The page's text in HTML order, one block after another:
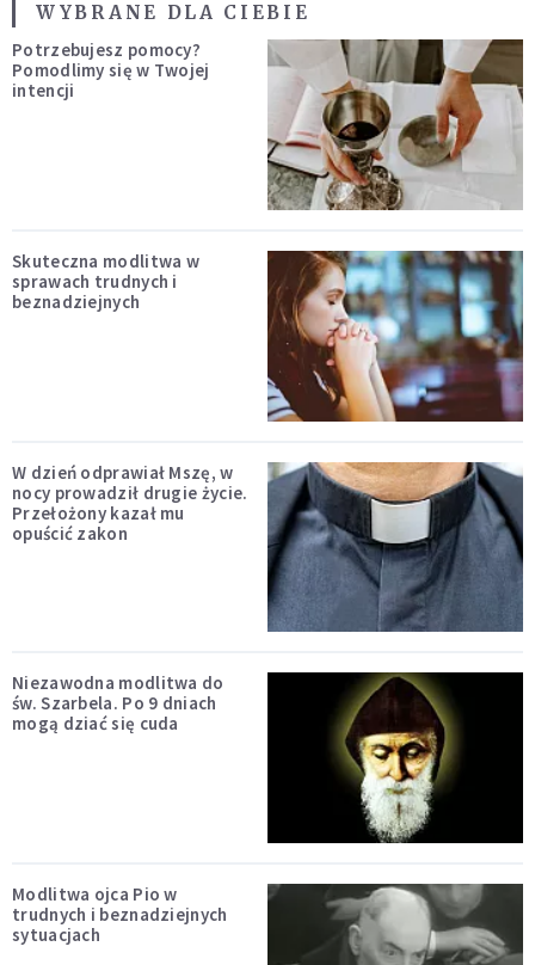
WYBRANE DLA CIEBIE
Potrzebujesz pomocy?
Pomodlimy się w Twojej
intencji
Skuteczna modlitwa w
sprawach trudnych i
beznadziejnych
W dzień odprawiał Mszę, w
nocy prowadził drugie życie.
Przełożony kazał mu
opuścić zakon
Niezawodna modlitwa do
św. Szarbela. Po 9 dniach
mogą dziać się cuda
Modlitwa ojca Pio w
trudnych i beznadziejnych
sytuacjach